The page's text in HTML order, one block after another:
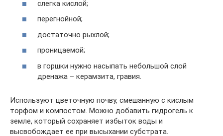
слегка кислой;
перегнойной;
достаточно рыхлой;
проницаемой;
в горшки нужно насыпать небольшой слой
дренажа – керамзита, гравия.
Используют цветочную почву, смешанную с кислым
торфом и компостом. Можно добавить гидрогель к
земле, который сохраняет избыток воды и
высвобождает ее при высыхании субстрата.